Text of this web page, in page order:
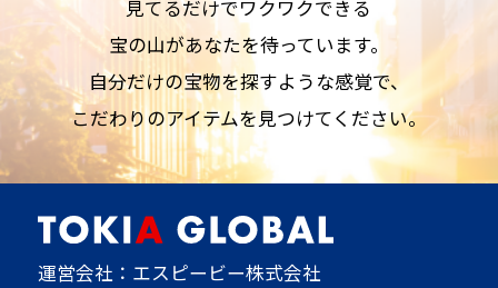
見てるだけでワクワクできる
宝の山があなたを待っています。
自分だけの宝物を探すような感覚で、
こだわりのアイテムを見つけてください。
運営会社：エスピービー株式会社